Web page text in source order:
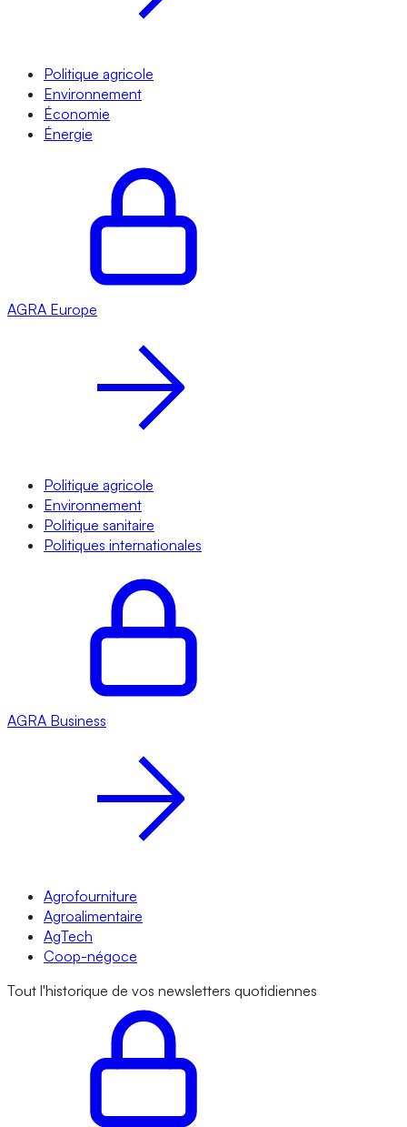
Politique agricole
Environnement
Économie
Énergie
AGRA Europe
Politique agricole
Environnement
Politique sanitaire
Politiques internationales
AGRA Business
Agrofourniture
Agroalimentaire
AgTech
Coop-négoce
Tout l'historique de vos newsletters quotidiennes